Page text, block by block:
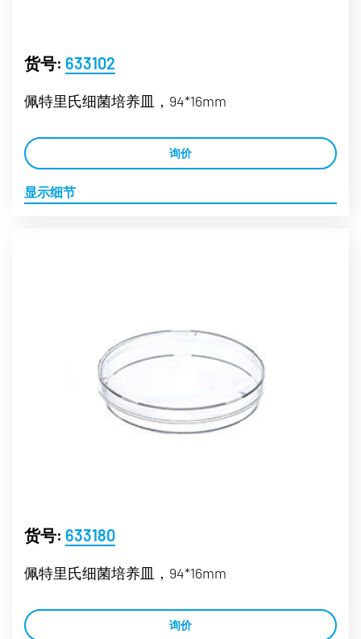
货号: 633102
佩特里氏细菌培养皿，94*16mm
询价
显示细节
货号: 633180
佩特里氏细菌培养皿，94*16mm
询价